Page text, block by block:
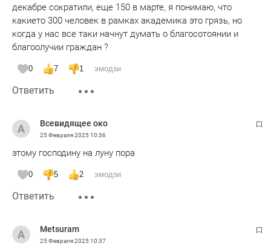
декабре сократили, еще 150 в марте, я понимаю, что
какието 300 человек в рамках академика это грязь, но
когда у нас все таки начнут думать о благосотоянии и
благоолучии граждан ?
0 7 1 эмодзи
Ответить
Всевидящее око
25 Февраля 202510:36
этому господину на луну пора
0 5 2 эмодзи
Ответить
Metsuram
25 Февраля 202510:37